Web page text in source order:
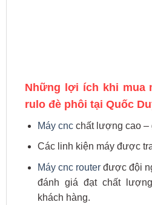
Những lợi ích khi mua
rulo đè phôi tại Quốc
Máy cncchất lượng cao –
Các linh kiện máy được
Máy cnc routerđược đội
đánh giá đạt chất
khách hàng.